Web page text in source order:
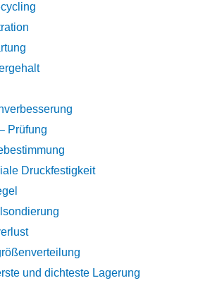
Prüfung
Druckfestigkeit
und dichteste Lagerung